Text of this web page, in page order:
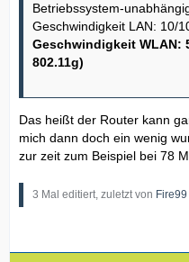
Betriebssystem-
Geschwindigkeit LAN: 10/
Geschwindigkeit WLAN:
802.11g)
Das heißt der Router kann
mich dann doch ein wenig
zur zeit zum Beispiel bei 78
3 Mal editiert, zuletzt von Fire99